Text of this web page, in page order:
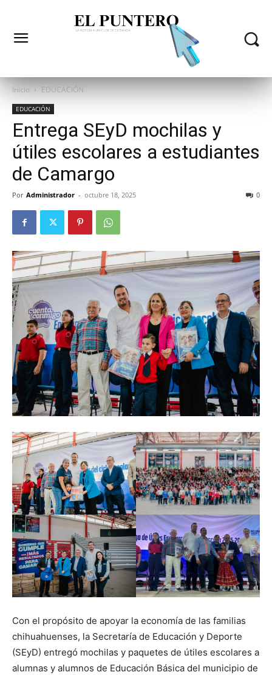
Inicio EDUCACIÓN
EDUCACIÓN
Entrega SEyD mochilas y
útiles escolares a estudiantes
de Camargo
Por Administrador - octubre 18, 2025 0
Con el propósito de apoyar la economía de las familias
chihuahuenses, la Secretaría de Educación y Deporte
(SEyD) entregó mochilas y paquetes de útiles escolares a
alumnas y alumnos de Educación Básica del municipio de